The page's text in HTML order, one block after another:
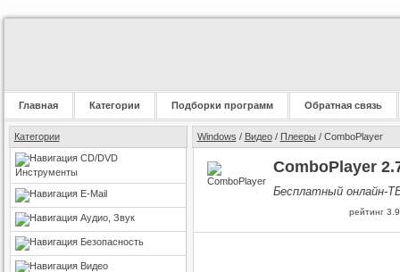
Главная Категории Подборки программ Обратная связь
Категории
CD/DVD
Инструменты
E-Mail
Аудио, Звук
Безопасность
Видео
Windows / Видео/ Плееры/ ComboPlayer
ComboPlayer
Бесплатный онлайн-
рейтинг 3.9